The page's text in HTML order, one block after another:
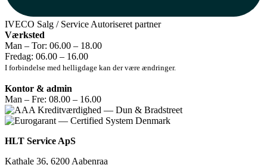
IVECO Salg / Service Autoriseret partner
Værksted
Man – Tor: 06.00 – 18.00
Fredag: 06.00 – 16.00
I forbindelse med helligdage kan der være ændringer.
Kontor & admin
Man – Fre: 08.00 – 16.00
HLT Service ApS
Kathale 36, 6200 Aabenraa